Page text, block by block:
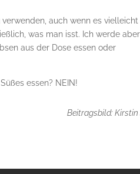
auch wenn es vielleicht
was man isst. Ich werde aber
aus der Dose essen oder
essen? NEIN!
Beitragsbild: Kirstin